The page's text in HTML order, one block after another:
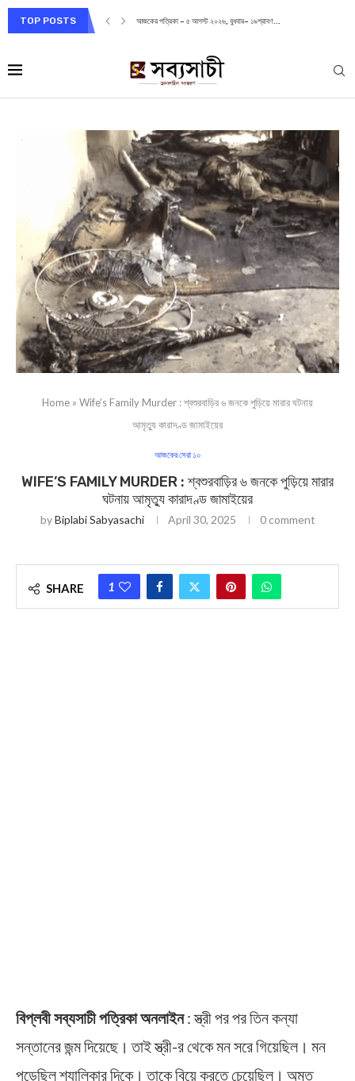
TOP POSTS আজকের পত্রিকা – ৫ আগস্ট ২০২৬, বুধবার– ১৯শ্রাবণ...
Home » Wife’s Family Murder : শ্বশুরবাড়ির ৬ জনকে পুড়িয়ে মারার ঘটনায়
আমৃত্যু কারাদণ্ড জামাইয়ের
আজকের সেরা ১০
WIFE’S FAMILY MURDER : শ্বশুরবাড়ির ৬ জনকে পুড়িয়ে মারার
ঘটনায় আমৃত্যু কারাদণ্ড জামাইয়ের
byBiplabi Sabyasachi April 30, 2025 0 comment
SHARE 1
বিপ্লবী সব্যসাচী পত্রিকা অনলাইন: স্ত্রী পর পর তিন কন্যা
সন্তানের জন্ম দিয়েছে। তাই স্ত্রী-র থেকে মন সরে গিয়েছিল। মন
পড়েছিল শ্যালিকার দিকে। তাকে বিয়ে করতে চেয়েছিল। অমত